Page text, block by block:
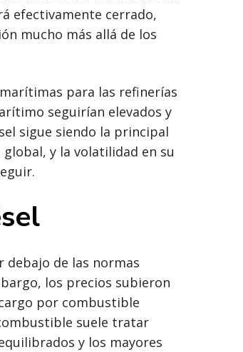
efectivamente cerrado,
mucho más allá de los
para las refinerías
seguirían elevados y
sigue siendo la principal
y la volatilidad en su
debajo de las normas
los precios subieron
por combustible
suele tratar
y los mayores